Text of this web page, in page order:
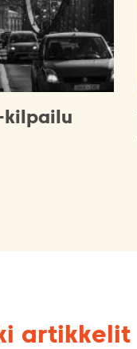
kilpailu
artikkelit